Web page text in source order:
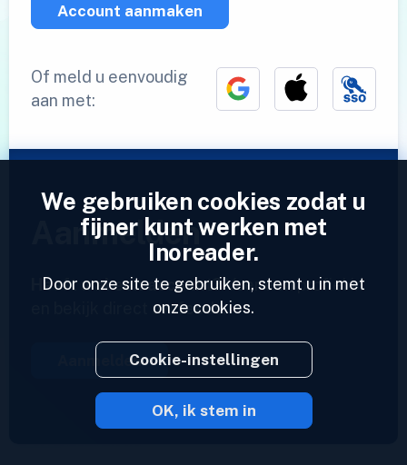
Account aanmaken
Of meld u eenvoudig
aan met:
Aanmelden
Heeft u al een account?Voer een profiel in
en bekijk direct uw feeds.
Aanmelden
2023 © Inoreader
We gebruiken cookies zodat u
fijner kunt werken met
Inoreader.
Door onze site te gebruiken, stemt u in met
onze cookies.
Cookie-instellingen
OK, ik stem in